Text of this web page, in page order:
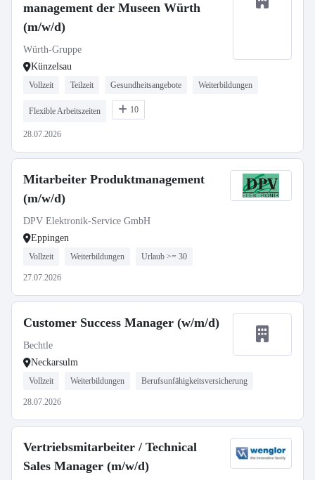
management der Museen Würth
(m/w/d)
Würth-Gruppe
Künzelsau
Vollzeit Teilzeit Gesundheitsangebote Weiterbildungen
Flexible Arbeitszeiten 10
28.07.2026
Mitarbeiter Produktmanagement
(m/w/d)
DPV Elektronik-Service GmbH
Eppingen
Vollzeit Weiterbildungen Urlaub >= 30
27.07.2026
Customer Success Manager (w/m/d)
Bechtle
Neckarsulm
Vollzeit Weiterbildungen Berufsunfähigkeitsversicherung
28.07.2026
Vertriebsmitarbeiter / Technical
Sales Manager (m/w/d)